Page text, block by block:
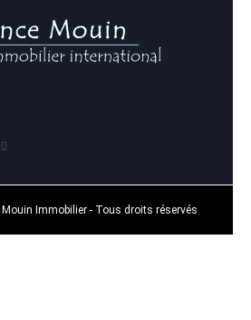
Immobilier - Tous droits réservés